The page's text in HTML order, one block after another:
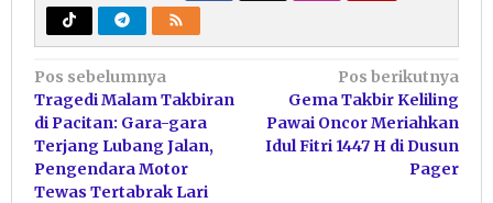
Navigasi
pos
Pos sebelumnya
Tragedi Malam Takbiran
di Pacitan: Gara-gara
Terjang Lubang Jalan,
Pengendara Motor
Tewas Tertabrak Lari
Pos berikutnya
Gema Takbir Keliling
Pawai Oncor Meriahkan
Idul Fitri 1447 H di Dusun
Pager